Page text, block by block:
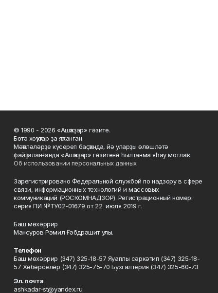
© 1990 - 2026 «Ашҡаҙар» гәзите.
Бөтә хоҡуҡтар ҙа яҡланған.
Мәҡәләләрҙе күсереп баҫҡанда, йә уларҙы өлөшләтә
файҙаланғанда «Ашҡаҙар» гәзитенә һылтанма яһау мотлаҡ.
Об использовании персональных данных
Зарегистрировано Федеральной службой по надзору в сфере
связи, информационных технологий и массовых
коммуникаций (РОСКОМНАДЗОР). Регистрационный номер:
серия ПИ №ТУ02-01679 от 22 июля 2019 г.
Баш мөхәррир
Мансуров Рәмил Ғәбдрәшит улы.
Телефон
Баш мөхәррир (347) 325-18-57 Яуаплы сәркәтип (347) 325-18-
57 Хәбәрселәр (347) 325-75-70 Бухгалтерия (347) 325-60-73
Эл. почта
ashkadar-st@yandex.ru